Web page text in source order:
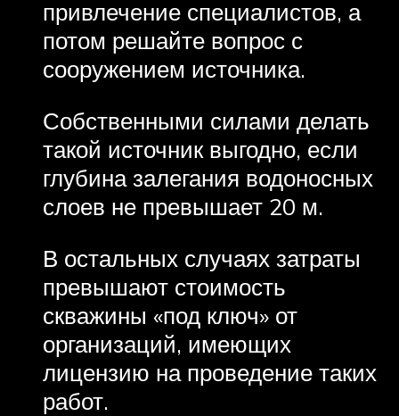
привлечение специалистов, а
потом решайте вопрос с
сооружением источника.
Собственными силами делать
такой источник выгодно, если
глубина залегания водоносных
слоев не превышает 20 м.
В остальных случаях затраты
превышают стоимость
скважины «под ключ» от
организаций, имеющих
лицензию на проведение таких
работ.